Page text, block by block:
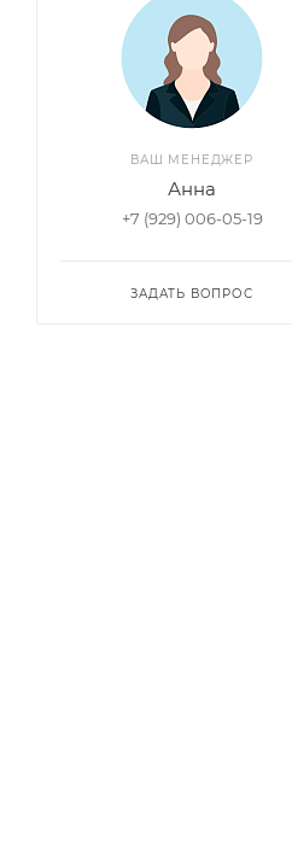
ВАШ МЕНЕДЖЕР
Анна
+7 (929) 006-05-19
ЗАДАТЬ ВОПРОС